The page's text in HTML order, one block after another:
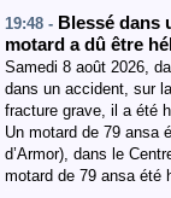
19:48 - Blessé dans
motard a dû être
Samedi 8 août 2026,
dans un accident, sur
fracture grave, il a été
Un motard de 79 ansa
d’Armor), dans le
motard de 79 ansa été